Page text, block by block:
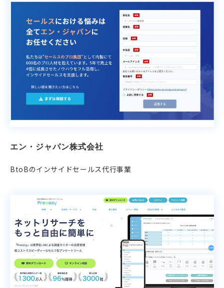
エン・ジャパン株式会社
BtoBのインサイドセールス代行事業